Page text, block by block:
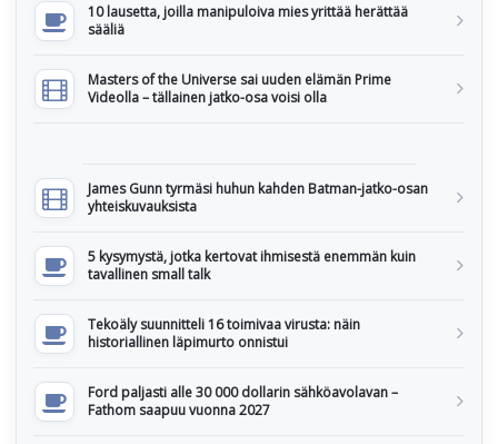
10 lausetta, joilla manipuloiva mies yrittää herättää
sääliä
Masters of the Universe sai uuden elämän Prime
Videolla – tällainen jatko-osa voisi olla
James Gunn tyrmäsi huhun kahden Batman-jatko-osan
yhteiskuvauksista
5 kysymystä, jotka kertovat ihmisestä enemmän kuin
tavallinen small talk
Tekoäly suunnitteli 16 toimivaa virusta: näin
historiallinen läpimurto onnistui
Ford paljasti alle 30 000 dollarin sähköavolavan –
Fathom saapuu vuonna 2027